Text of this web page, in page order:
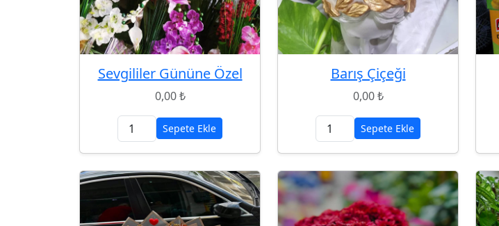
Sevgililer Gününe Özel
0,00 ₺
Sepete Ekle
Barış Çiçeği
0,00 ₺
Sepete Ekle